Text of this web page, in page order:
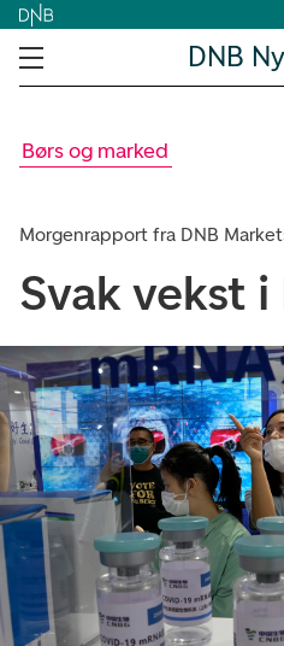
DNB
Børs og marked
Morgenrapport fra DNB
Svak vekst i